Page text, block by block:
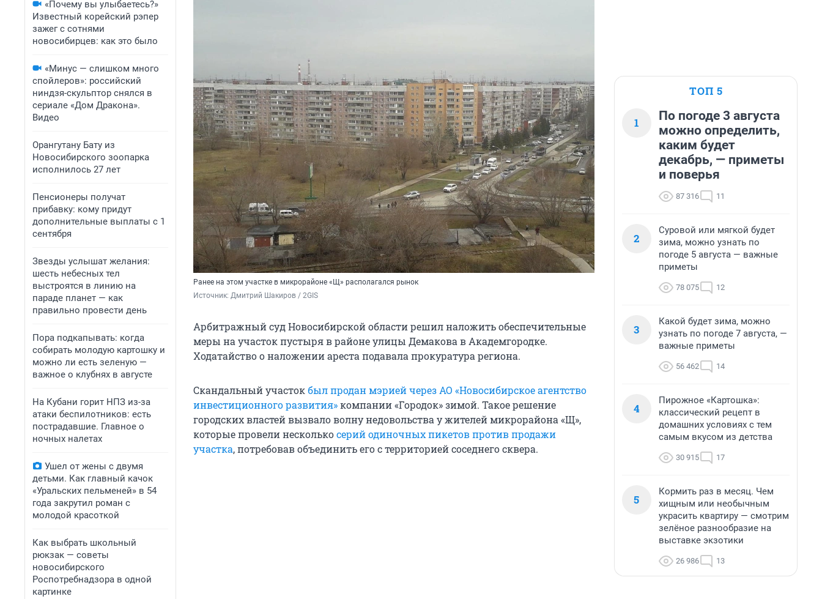
«Почему вы улыбаетесь?»
Известный корейский рэпер
зажег с сотнями
новосибирцев: как это было
«Минус — слишком много
спойлеров»: российский
ниндзя-скульптор снялся в
сериале «Дом Дракона».
Видео
Орангутану Бату из
Новосибирского зоопарка
исполнилось 27 лет
Пенсионеры получат
прибавку: кому придут
дополнительные выплаты с 1
сентября
Звезды услышат желания:
шесть небесных тел
выстроятся в линию на
параде планет — как
правильно провести день
Пора подкапывать: когда
собирать молодую картошку и
можно ли есть зеленую —
важное о клубнях в августе
На Кубани горит НПЗ из-за
атаки беспилотников: есть
пострадавшие. Главное о
ночных налетах
Ушел от жены с двумя
детьми. Как главный качок
«Уральских пельменей» в 54
года закрутил роман с
молодой красоткой
Как выбрать школьный
рюкзак — советы
новосибирского
Роспотребнадзора в одной
картинке
Ранее на этом участке в микрорайоне «Щ» располагался рынок
Источник: Дмитрий Шакиров / 2GIS
Арбитражный суд Новосибирской области решил наложить обеспечительные
меры на участок пустыря в районе улицы Демакова в Академгородке.
Ходатайство о наложении ареста подавала прокуратура региона.
Скандальный участокбыл продан мэрией через АО «Новосибирское агентство
инвестиционного развития»компании «Городок» зимой. Такое решение
городских властей вызвало волну недовольства у жителей микрорайона «Щ»,
которые провели несколькосерий одиночных пикетов против продажи
участка, потребовав объединить его с территорией соседнего сквера.
ТОП 5
1
По погоде 3 августа
можно определить,
каким будет
декабрь, — приметы
и поверья
87 316 11
2
Суровой или мягкой будет
зима, можно узнать по
погоде 5 августа — важные
приметы
78 075 12
3
Какой будет зима, можно
узнать по погоде 7 августа, —
важные приметы
56 462 14
4
Пирожное «Картошка»:
классический рецепт в
домашних условиях с тем
самым вкусом из детства
30 915 17
5
Кормить раз в месяц. Чем
хищным или необычным
украсить квартиру — смотрим
зелёное разнообразие на
выставке экзотики
26 986 13